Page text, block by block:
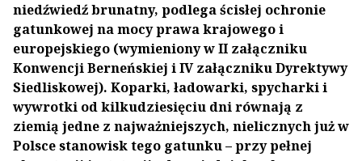
niedźwiedź brunatny, podlega ścisłej ochronie
gatunkowej na mocy prawa krajowego i
europejskiego (wymieniony w II załączniku
Konwencji Berneńskiej i IV załączniku Dyrektywy
Siedliskowej). Koparki, ładowarki, spycharki i
wywrotki od kilkudziesięciu dni równają z
ziemią jedne z najważniejszych, nielicznych już w
Polsce stanowisk tego gatunku – przy pełnej